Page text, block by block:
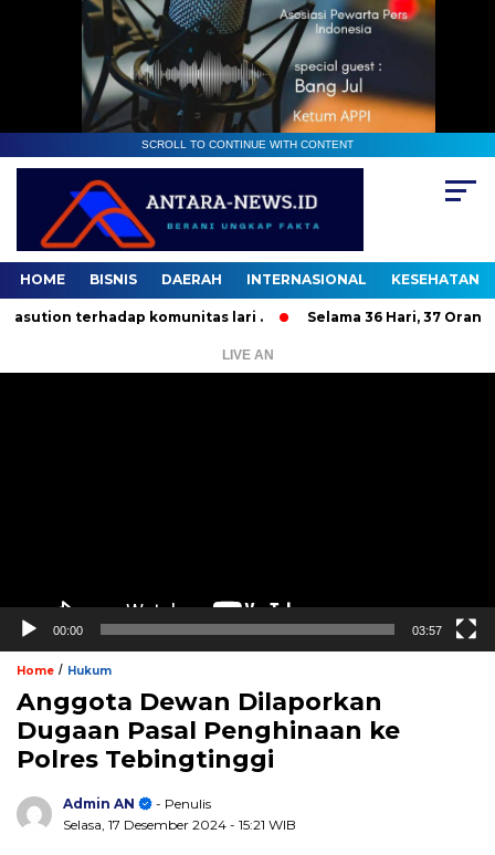
SCROLL TO CONTINUE WITH CONTENT
HOME BISNIS DAERAH INTERNASIONAL KESEHATAN
terhadap komunitas lari . Selama 36 Hari, 37 Orang
LIVE AN
00:00 03:57
Home / Hukum
Anggota Dewan Dilaporkan
Dugaan Pasal Penghinaan ke
Polres Tebingtinggi
Admin AN
- Penulis
Selasa, 17 Desember 2024 - 15:21 WIB